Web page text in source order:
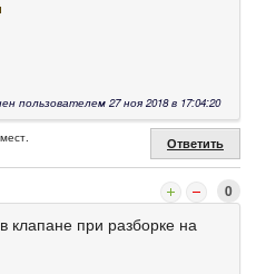
пользователем 27 ноя 2018 в 17:04:20
Ответить
0
клапане при разборке на